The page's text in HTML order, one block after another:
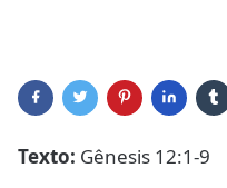
Texto: Gênesis 12:1-9